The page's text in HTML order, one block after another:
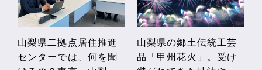
山梨県二拠点居住推進
センターでは、何を聞
山梨県の郷土伝統工芸
品「甲州花火」。受け